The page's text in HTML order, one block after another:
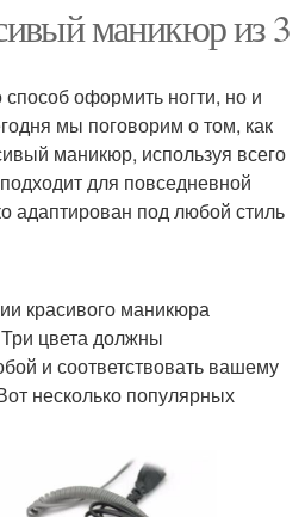
маникюр из 3
оформить ногти, но и
мы поговорим о том, как
маникюр, используя всего
для повседневной
адаптирован под любой стиль
красивого маникюра
цвета должны
и соответствовать вашему
несколько популярных